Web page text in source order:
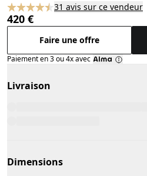
31 avis sur ce vendeur
420 €
Faire une offre
Paiement en 3 ou 4x avec
Livraison
Dimensions